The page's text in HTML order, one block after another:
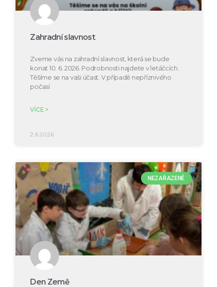
Zahradní slavnost
Zveme vás na zahradní slavnost, která se bude
konat 10. 6. 2026. Podrobnosti najdete v letáčcích.
Těšíme se na vaši účast. V případě nepříznivého
počasí
VÍCE >
2.6.2026
NEZAŘAZENÉ
Den Země